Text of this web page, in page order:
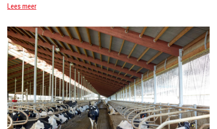
Lees meer